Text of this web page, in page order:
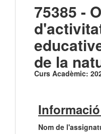
75385 -
de la
Curs Acadèmic:
Nom de